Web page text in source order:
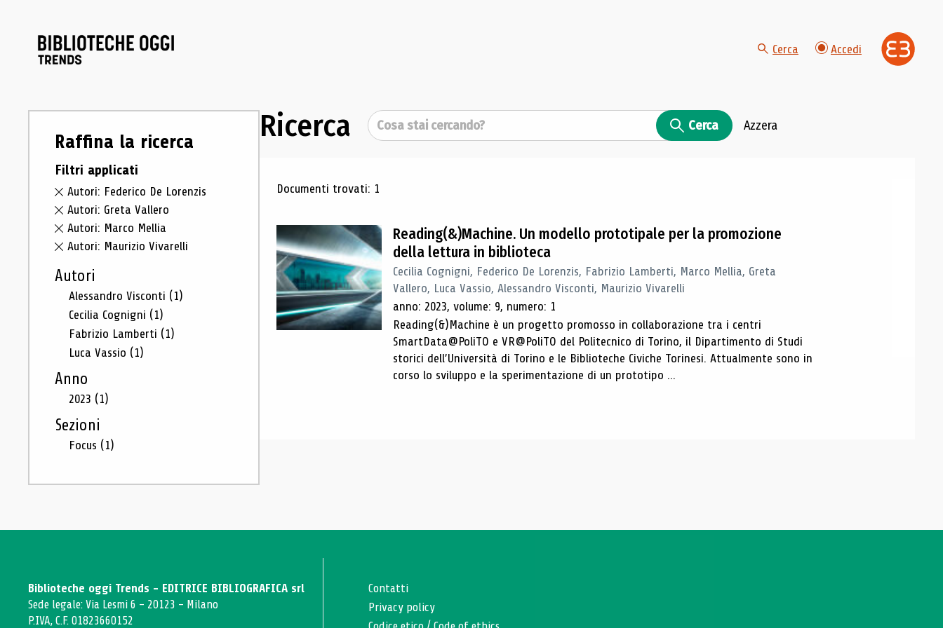
Cerca Accedi
Raffina la ricerca
Filtri applicati
Autori: Federico De Lorenzis
Autori: Greta Vallero
Autori: Marco Mellia
Autori: Maurizio Vivarelli
Autori
Alessandro Visconti (1)
Cecilia Cognigni (1)
Fabrizio Lamberti (1)
Luca Vassio (1)
Anno
2023 (1)
Sezioni
Focus (1)
Ricerca Cerca Cerca Azzera
Risultati di ricerca
Documenti trovati: 1
Reading(&)Machine. Un modello prototipale per la promozione
della lettura in biblioteca
Cecilia Cognigni, Federico De Lorenzis, Fabrizio Lamberti, Marco Mellia, Greta
Vallero, Luca Vassio, Alessandro Visconti, Maurizio Vivarelli
anno: 2023, volume: 9, numero: 1
Reading(&)Machine è un progetto promosso in collaborazione tra i centri
SmartData@PoliTO e VR@PoliTO del Politecnico di Torino, il Dipartimento di Studi
storici dell’Università di Torino e le Biblioteche Civiche Torinesi. Attualmente sono in
corso lo sviluppo e la sperimentazione di un prototipo ...
Biblioteche oggi Trends - EDITRICE BIBLIOGRAFICA srl
Sede legale: Via Lesmi 6 - 20123 - Milano
P.IVA, C.F. 01823660152
Contatti
Privacy policy